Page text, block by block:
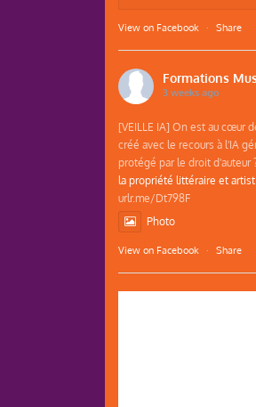
View on Facebook · Share
Formations
3 weeks ago
[VEILLE IA] On est au cœur
créé avec le recours à l'IA
protégé par le droit d'auteur
la propriété littéraire et
urlr.me/Dt798F
Photo
View on Facebook · Share